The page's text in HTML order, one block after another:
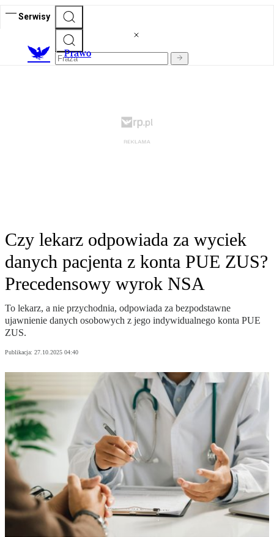
Serwisy
Prawo
Czy lekarz odpowiada za wyciek
danych pacjenta z konta PUE ZUS?
Precedensowy wyrok NSA
To lekarz, a nie przychodnia, odpowiada za bezpodstawne
ujawnienie danych osobowych z jego indywidualnego konta PUE
ZUS.
Publikacja: 27.10.2025 04:40